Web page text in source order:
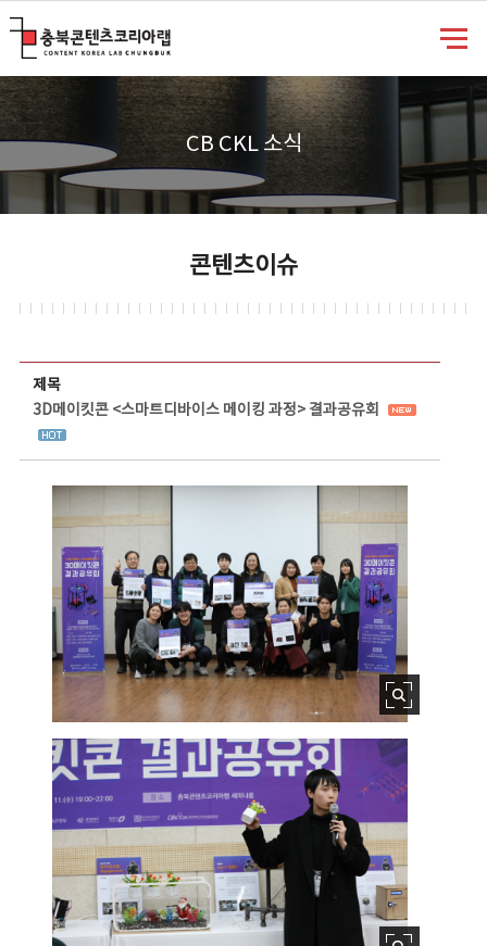
CB CKL 소식
콘텐츠이슈
제목
3D메이킷콘 <스마트디바이스 메이킹 과정> 결과공유회